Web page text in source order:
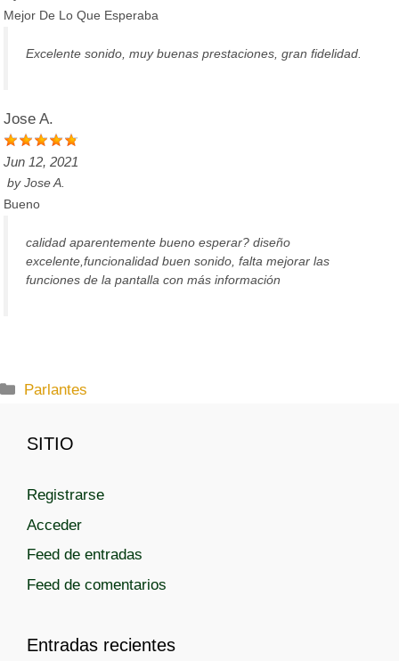
Mejor De Lo Que Esperaba
Excelente sonido, muy buenas prestaciones, gran fidelidad.
Jose A.
Jun 12, 2021
byJose A.
Bueno
calidad aparentemente bueno esperar? diseño
excelente,funcionalidad buen sonido, falta mejorar las
funciones de la pantalla con más información
C
e
o
r
s
Parlantes
SITIO
Registrarse
Acceder
Feed de entradas
Feed de comentarios
Entradas recientes